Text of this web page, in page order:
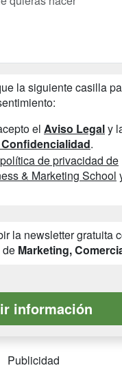
la siguiente casilla
el Aviso Legaly
.
de privacidad de
& Marketing School
la newsletter gratuita
de Marketing,
Publicidad